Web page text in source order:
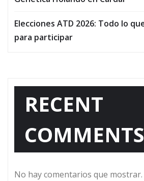
Elecciones ATD 2026: Todo lo
para participar
RECENT
COMMENTS
No hay comentarios que mostrar.